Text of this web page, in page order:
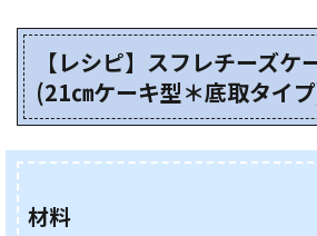
【レシピ】スフレチーズケ
(21㎝ケーキ型＊底取タイ
材料